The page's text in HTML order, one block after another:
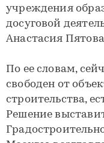
учреждения
досуговой
Анастасия
По ее словам,
свободен от
строительства,
Решение